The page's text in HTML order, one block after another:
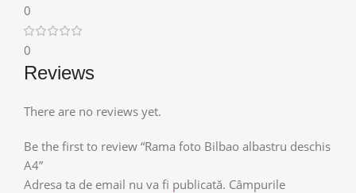
0
0
Reviews
There are no reviews yet.
Be the first to review “Rama foto Bilbao albastru deschis
A4”
Adresa ta de email nu va fi publicată. Câmpurile